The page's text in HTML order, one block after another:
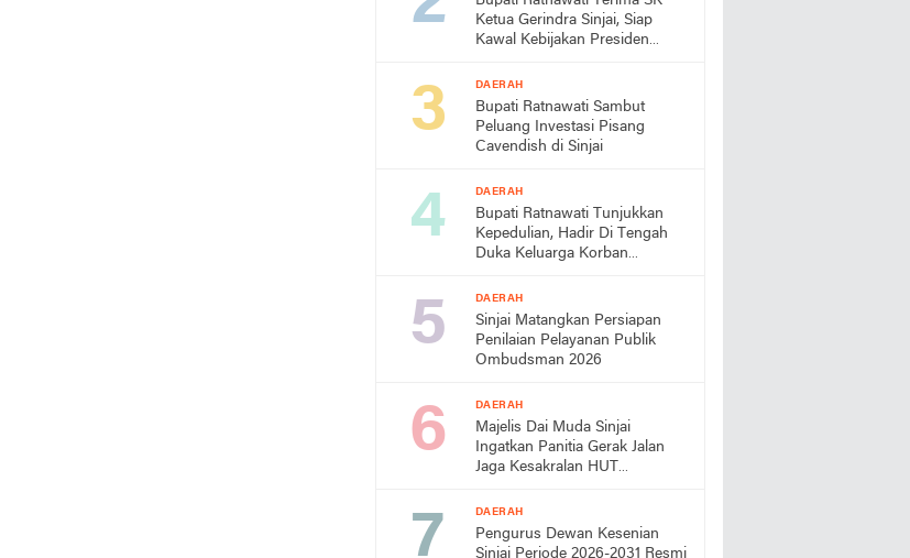
Ketua Gerindra Sinjai, Siap
Kawal Kebijakan Presiden
DAERAH
Bupati Ratnawati Sambut
Peluang Investasi Pisang
Cavendish di Sinjai
DAERAH
Bupati Ratnawati Tunjukkan
Kepedulian, Hadir Di Tengah
Duka Keluarga Korban
DAERAH
Sinjai Matangkan Persiapan
Penilaian Pelayanan Publik
Ombudsman 2026
DAERAH
Majelis Dai Muda Sinjai
Ingatkan Panitia Gerak Jalan
Jaga Kesakralan HUT
DAERAH
Pengurus Dewan Kesenian
Sinjai Periode 2026-2031 Resmi